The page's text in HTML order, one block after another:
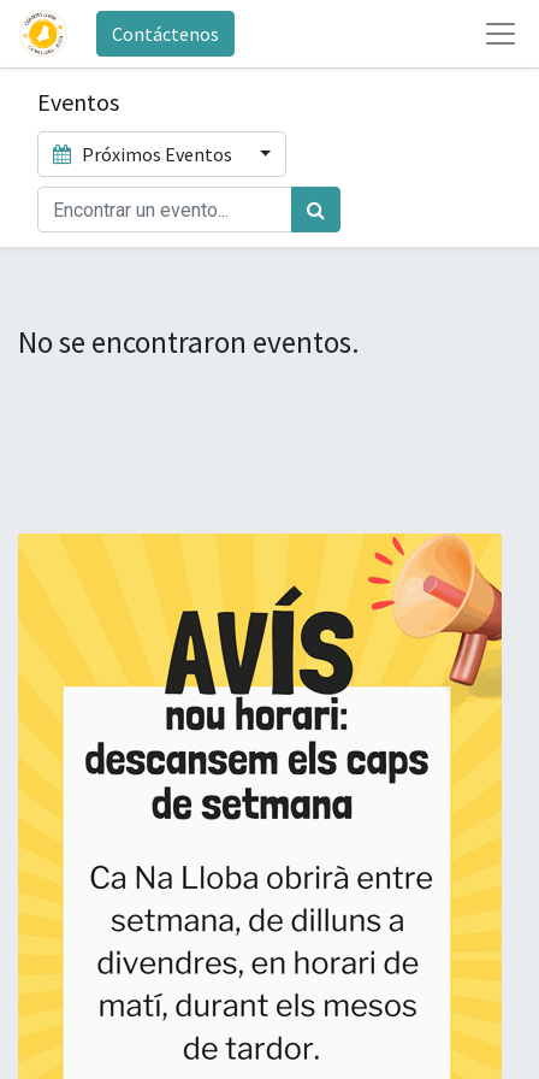
Contáctenos
Eventos
Próximos Eventos
No se encontraron eventos.